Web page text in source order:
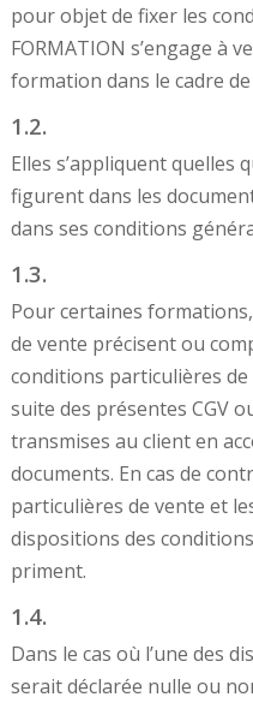
pour objet de fixer les
FORMATION s’engage à
formation dans le cadre
1.2.
Elles s’appliquent quelles
figurent dans les
dans ses conditions
1.3.
Pour certaines
de vente précisent ou
conditions particulières
suite des présentes CGV
transmises au client en
documents. En cas de
particulières de vente et
dispositions des
priment.
1.4.
Dans le cas où l’une des
serait déclarée nulle ou